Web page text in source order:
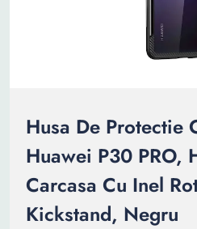
Husa De Protectie
Huawei P30 PRO,
Carcasa Cu Inel
Kickstand, Negru